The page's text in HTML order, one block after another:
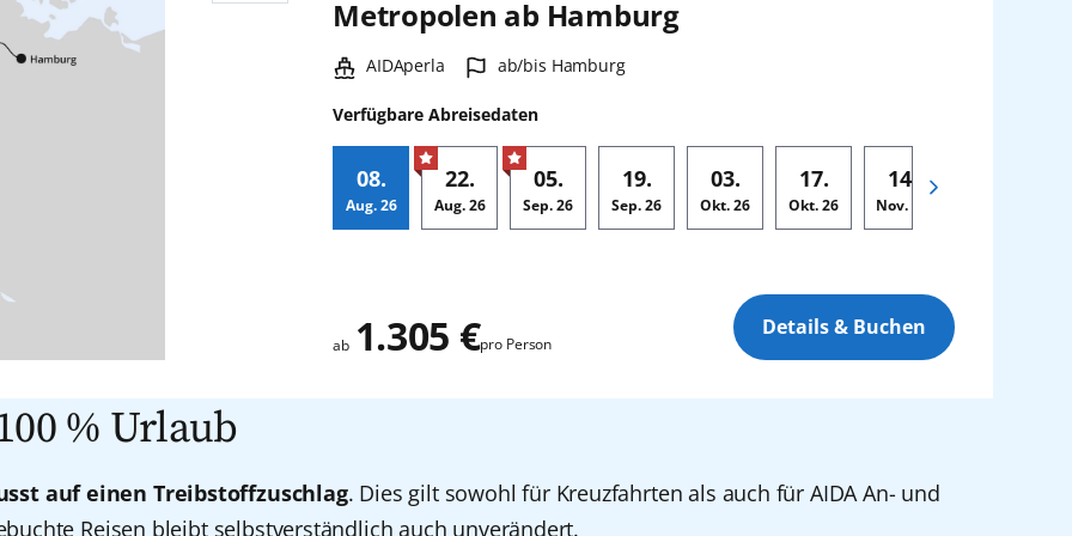
Metropolen ab Hamburg
Schiff:
AIDAperla Hafen:
ab/bis Hamburg
Verfügbare Abreisedaten
08.
Aug. 26
22.
Aug. 26
05.
Sep.26
19.
Sep.26
03.
Okt.26
17.
Okt.26
14.
Nov.
ab 1.305 €pro Person
Details & Buchen
% Urlaub
auf einen Treibstoffzuschlag. Dies gilt sowohl für Kreuzfahrten als auch für AIDA An- und
Reisen bleibt selbstverständlich auch unverändert.